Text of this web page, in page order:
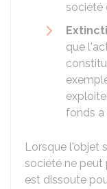
société
que
fonds a
Lorsque l'objet
société ne peut
est dissoute